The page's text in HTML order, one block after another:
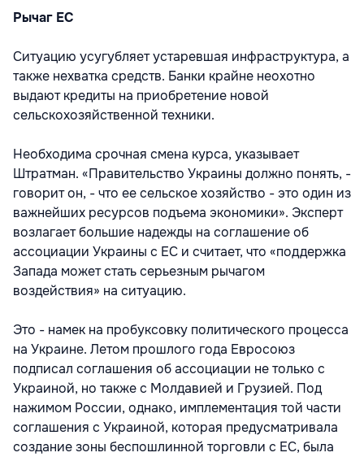
Рычаг ЕС
Ситуацию усугубляет устаревшая инфраструктура, а
также нехватка средств. Банки крайне неохотно
выдают кредиты на приобретение новой
сельскохозяйственной техники.
Необходима срочная смена курса, указывает
Штратман. «Правительство Украины должно понять, -
говорит он, - что ее сельское хозяйство - это один из
важнейших ресурсов подъема экономики». Эксперт
возлагает большие надежды на соглашение об
ассоциации Украины с ЕС и считает, что «поддержка
Запада может стать серьезным рычагом
воздействия» на ситуацию.
Это - намек на пробуксовку политического процесса
на Украине. Летом прошлого года Евросоюз
подписал соглашения об ассоциации не только с
Украиной, но также с Молдавией и Грузией. Под
нажимом России, однако, имплементация той части
соглашения с Украиной, которая предусматривала
создание зоны беспошлинной торговли с ЕС, была